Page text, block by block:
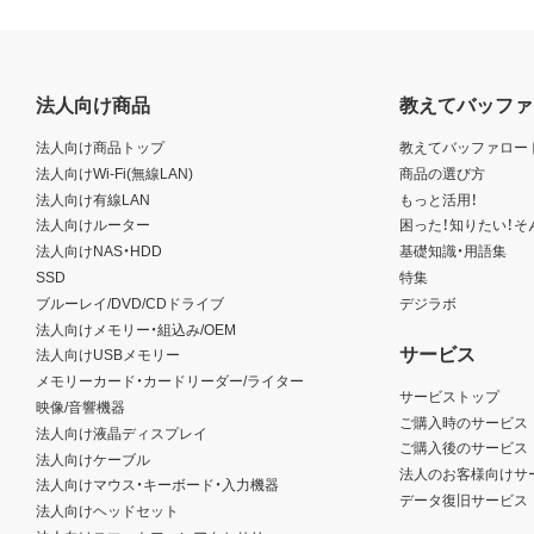
法人向け商品
法人向け商品トップ
法人向けWi-Fi(無線LAN)
法人向け有線LAN
法人向けルーター
法人向けNAS・HDD
SSD
ブルーレイ/DVD/CDドライブ
法人向けメモリー・組込み/OEM
法人向けUSBメモリー
メモリーカード・カードリーダー/ライター
映像/音響機器
法人向け液晶ディスプレイ
法人向けケーブル
法人向けマウス・キーボード・入力機器
法人向けヘッドセット
教えてバッフ
教えてバッファロー
商品の選び方
もっと活用！
困った！知りたい！
基礎知識・用語集
特集
デジラボ
サービス
サービストップ
ご購入時のサービス
ご購入後のサービス
法人のお客様向けサ
データ復旧サービス